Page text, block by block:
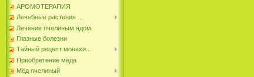
АРОМОТЕРАПИЯ
Лечебные растения ...
Лечение пчелиным ядом
Глазные болезни
Тайный рецепт монахи...
Приобретение мёда
Мёд пчелиный